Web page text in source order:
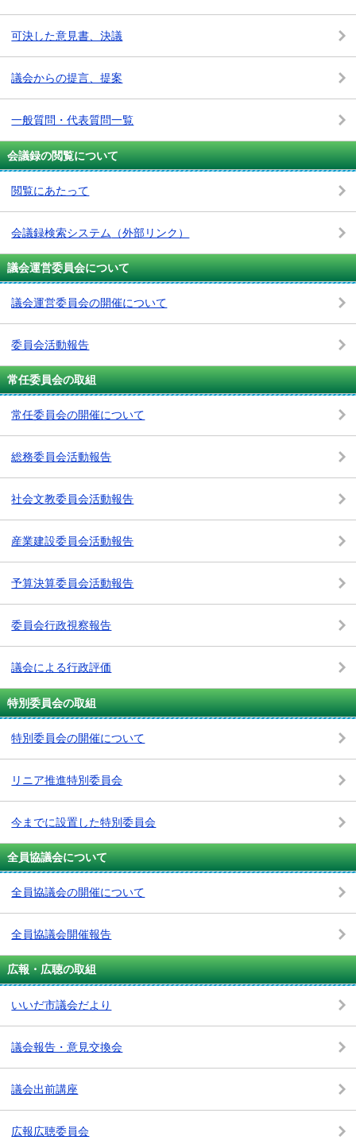
可決した意見書、決議
議会からの提言、提案
一般質問・代表質問一覧
会議録の閲覧について
閲覧にあたって
会議録検索システム （外部リンク）
議会運営委員会について
議会運営委員会の開催について
委員会活動報告
常任委員会の取組
常任委員会の開催について
総務委員会活動報告
社会文教委員会活動報告
産業建設委員会活動報告
予算決算委員会活動報告
委員会行政視察報告
議会による行政評価
特別委員会の取組
特別委員会の開催について
リニア推進特別委員会
今までに設置した特別委員会
全員協議会について
全員協議会の開催について
全員協議会開催報告
広報・広聴の取組
いいだ市議会だより
議会報告・意見交換会
議会出前講座
広報広聴委員会